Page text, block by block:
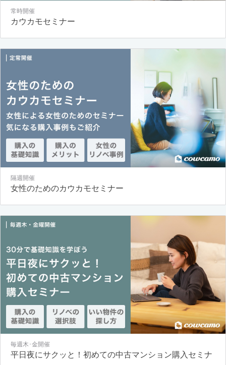
常時開催
カウカモセミナー
隔週開催
女性のためのカウカモセミナー
毎週木･金開催
平日夜にサクッと！初めての中古マンション購入セミナ